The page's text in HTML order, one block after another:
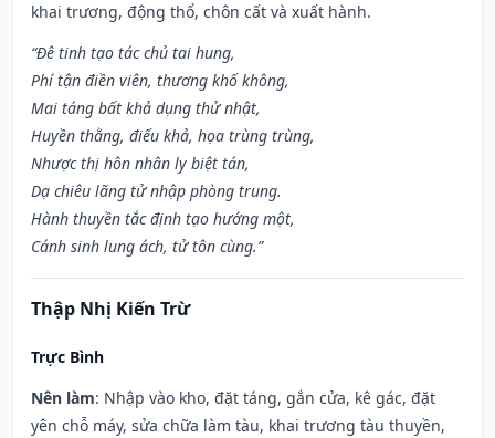
khai trương, động thổ, chôn cất và xuất hành.
“Đê tinh tạo tác chủ tai hung,
Phí tận điền viên, thương khố không,
Mai táng bất khả dụng thử nhật,
Huyền thằng, điếu khả, họa trùng trùng,
Nhược thị hôn nhân ly biệt tán,
Dạ chiêu lãng tử nhập phòng trung.
Hành thuyền tắc định tạo hướng một,
Cánh sinh lung ách, tử tôn cùng.”
Thập Nhị Kiến Trừ
Trực Bình
Nên làm: Nhập vào kho, đặt táng, gắn cửa, kê gác, đặt
yên chỗ máy, sửa chữa làm tàu, khai trương tàu thuyền,